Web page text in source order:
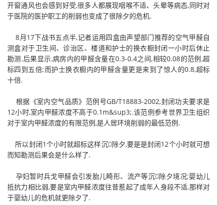
开窗通风也会感到好受,很多人都展现咽喉不适、头晕等病态,同时对
于医院的医护职工的削弱也变成了很除夕的危机.
8月17下战书五点半,记者运用四盒由声望部门推荐的空气甲醛自
测盒对于卫生间、诊治区、楼道和护士的换衣橱封闭一小时后休止
勘测.后果显示,病房内的甲醛含量在0.3-0.4之间,相较0.08的范例,超
标四到五倍;而护士换衣橱内的甲醛含量更是来到了惊人的0.8,超标
十倍.
根据《室内空气品质》范例号GB/T18883-2002,封闭功夫要求是
12小时,室内甲醛浓度不高于0.1m&sup3;.该范例参考世界卫生组织
对于室内甲醛浓度的有限范例,是人居环境削弱的最低范例.
所以封闭1个小时就超标这样沉除夕,要是是封闭12个小时就可想
而知勘测后果会是什么样了.
孕妇暂时兵戈甲醛会引发胎儿畸形、流产等沉除夕境况;婴幼儿
抵抗力相比弱,要是室内甲醛浓度往昔惹起了成年人身段不适,那样对
于婴幼儿的危机就更除夕了.